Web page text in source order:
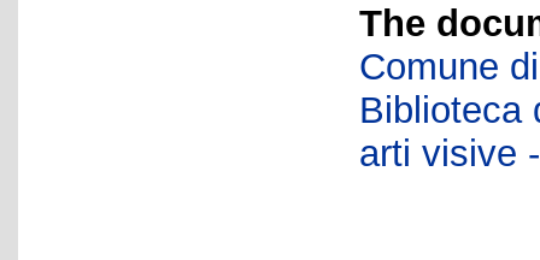
The
Comune
Biblioteca
arti visive